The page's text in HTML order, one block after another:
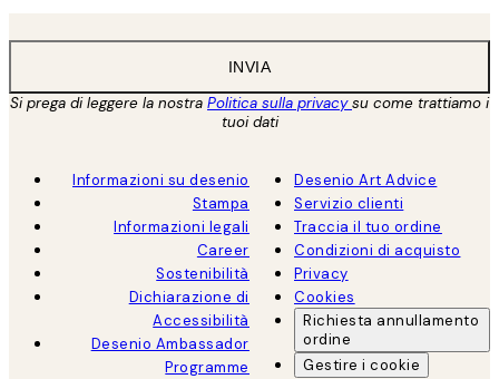
INVIA
Si prega di leggere la nostra Politica sulla privacysu come trattiamo i
tuoi dati
Informazioni su desenio
Stampa
Informazioni legali
Career
Sostenibilità
Dichiarazione di
Accessibilità
Desenio Ambassador
Programme
Desenio Art Advice
Servizio clienti
Traccia il tuo ordine
Condizioni di acquisto
Privacy
Cookies
Richiesta annullamento
ordine
Gestire i cookie